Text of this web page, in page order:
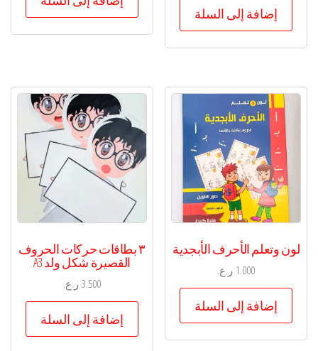
إضافة إلى السلة
لون وتعلم الأحرف الأبجدية
1.000 ر.ع.
إضافة إلى السلة
٣ بطاقات حركات الحروف
القصيرة شكل ولد A3
3.500ر.ع.
إضافة إلى السلة